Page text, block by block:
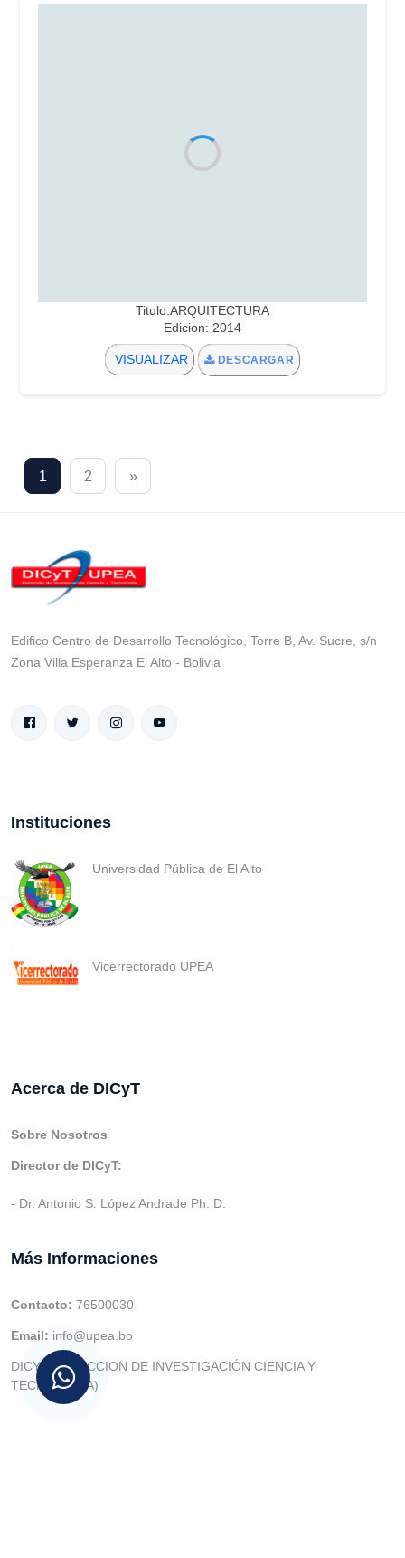
Titulo:ARQUITECTURA
Edicion: 2014
VISUALIZAR DESCARGAR
1 2 »
Edifico Centro de Desarrollo Tecnológico, Torre B, Av. Sucre, s/n
Zona Villa Esperanza El Alto - Bolivia
Instituciones
Universidad Pública de El Alto
Vicerrectorado UPEA
Acerca de DICyT
Sobre Nosotros
Director de DICyT:
- Dr. Antonio S. López Andrade Ph. D.
Más Informaciones
Contacto: 76500030
Email: info@upea.bo
DICYT (DIRECCION DE INVESTIGACIÓN CIENCIA Y
TECNOLOGIA)